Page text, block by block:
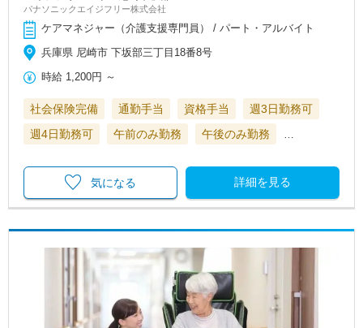
パナソニックエイジフリー株式会社
ケアマネジャー（介護支援専門員） / パート・アルバイト
兵庫県 尼崎市 下坂部三丁目18番8号
時給 1,200円 ～
社会保険完備 通勤手当 資格手当
週3日勤務可
週4日勤務可
午前のみ勤務 午後のみ勤務 …
詳細を見る
気になる